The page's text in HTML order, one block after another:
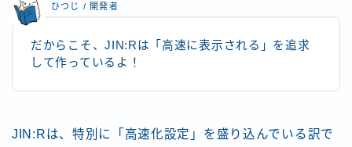
だからこそ、JIN:Rは「高速に表示される」を追求
して作っているよ！
ひつじ / 開発者
JIN:Rは、特別に「高速化設定」を盛り込んでいる訳で